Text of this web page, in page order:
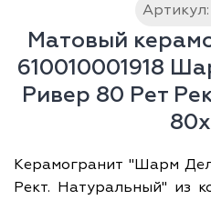
Артикул:
Матовый
610010001918
Ривер 80 Рет
Керамогранит "Шарм
Рект. Натуральный" из